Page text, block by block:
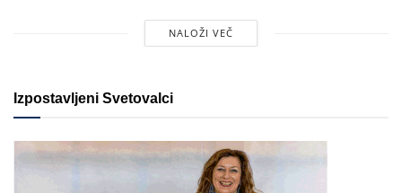
NALOŽI VEČ
Izpostavljeni Svetovalci